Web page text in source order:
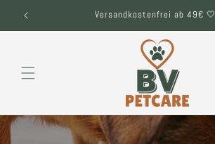
zum
Inhalt
Versandkostenfrei ab 49€ 🤍